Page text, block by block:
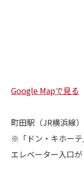
Google Mapで見る
町田駅（JR横浜線
※「ドン・キホー
エレベーター入口が